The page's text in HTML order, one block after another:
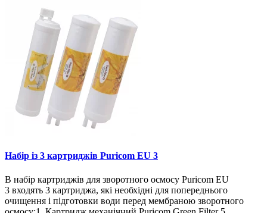
Набір із 3 картриджів Puricom EU 3
В набір картриджів для зворотного осмосу Puricom EU
3 входять 3 картриджа, які необхідні для попереднього
очищення і підготовки води перед мембраною зворотного